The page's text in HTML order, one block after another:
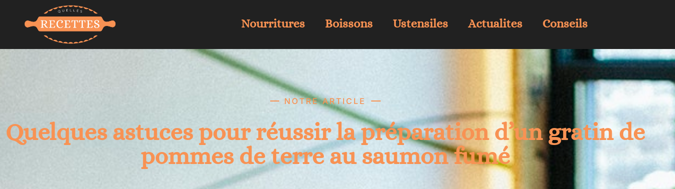
Nourritures Boissons Ustensiles Actualites Conseils
NOTRE ARTICLE
Quelques astuces pour réussir la préparation d’un gratin de
pommes de terre au saumon fumé